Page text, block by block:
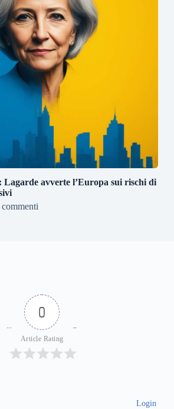
Lagarde avverte l’Europa sui rischi di
commenti
0
Article Rating
Login